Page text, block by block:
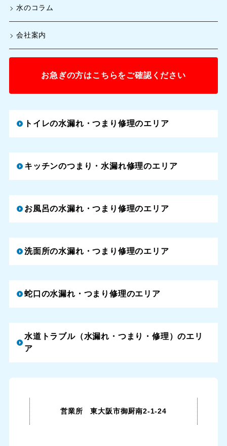
水のコラム
会社案内
お急ぎの方はこちらをご確認ください
トイレの水漏れ・つまり修理のエリア
キッチンのつまり・水漏れ修理のエリア
お風呂の水漏れ・つまり修理のエリア
洗面所の水漏れ・つまり修理のエリア
蛇口の水漏れ・つまり修理のエリア
水道トラブル（水漏れ・つまり・修理）のエリ
ア
営業所 東大阪市御厨南2-1-24